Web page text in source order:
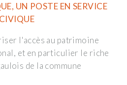
UN POSTE EN SERVICE
CIVIQUE
l'accès au patrimoine
et en particulier le riche
de la commune